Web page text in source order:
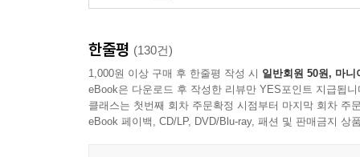
한줄평 (130건)
1,000원 이상 구매 후 한줄평 작성 시 일반회원 50원, 마니
eBook은 다운로드 후 작성한 리뷰만 YES포인트 지급됩니
클래스는 첫번째 회차 주문확정 시점부터 마지막 회차 주
eBook 페이백, CD/LP, DVD/Blu-ray, 패션 및 판매금지 상